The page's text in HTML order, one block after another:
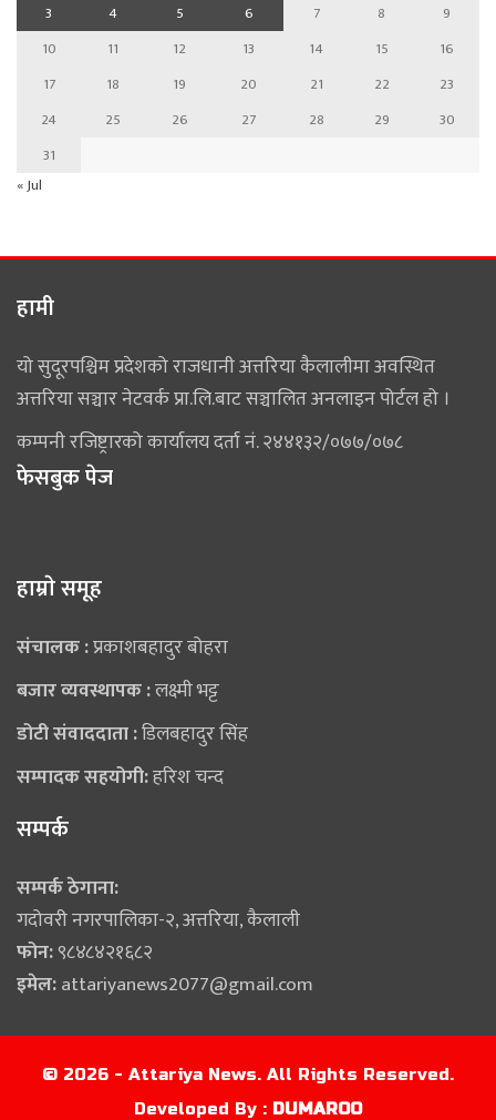
3
4 5 6 7 8
9
10
11 12 13 14 15
16
17
18 19 20 21 22
23
24
25 26 27 28 29
30
31
« Jul
हामी
यो सुदूरपश्चिम प्रदेशको राजधानी अत्तरिया कैलालीमा अवस्थित
अत्तरिया सञ्चार नेटवर्क प्रा.लि.बाट सञ्चालित अनलाइन पोर्टल हो ।
कम्पनी रजिष्ट्रारको कार्यालय दर्ता नं. २४४१३२/०७७/०७८
फेसबुक पेज
हाम्राे समूह
संचालक :प्रकाशबहादुर बोहरा
बजार व्यवस्थापक :लक्ष्मी भट्ट
डोटी संवाददाता :डिलबहादुर सिंह
सम्पादक सहयोगी:हरिश चन्द
सम्पर्क
सम्पर्क ठेगाना:
गदोवरी नगरपालिका-२, अत्तरिया, कैलाली
फोन:९८४८४२१६८२
इमेल:attariyanews2077@gmail.com
© 2026 - Attariya News. All Rights Reserved.
Developed By : DUMAROO